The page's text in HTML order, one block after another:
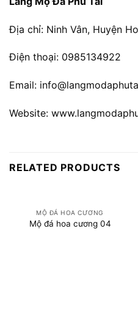
Địa chỉ: Ninh Vân, Huyện
Điện thoại: 0985134922
Email:
Website:
RELATED PRODUCTS
MỘ ĐÁ HOA CƯƠNG
Mộ đá hoa cương 04